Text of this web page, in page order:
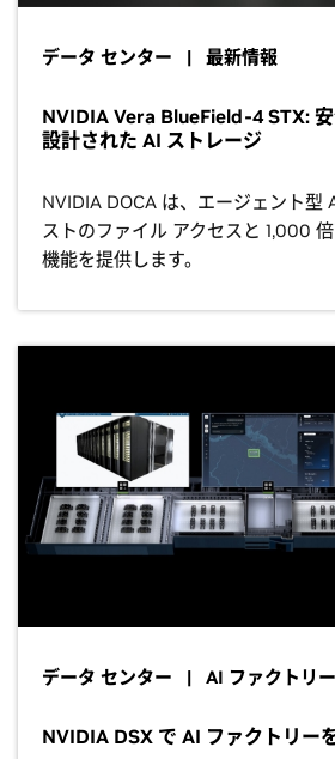
データ センター | 最新情報
NVIDIA Vera BlueField-4 STX:
設計された AI ストレージ
NVIDIA DOCA は、エージェント型
ストのファイル アクセスと 1,000
機能を提供します。
データ センター | AI ファクトリー
NVIDIA DSX で AI ファクトリー